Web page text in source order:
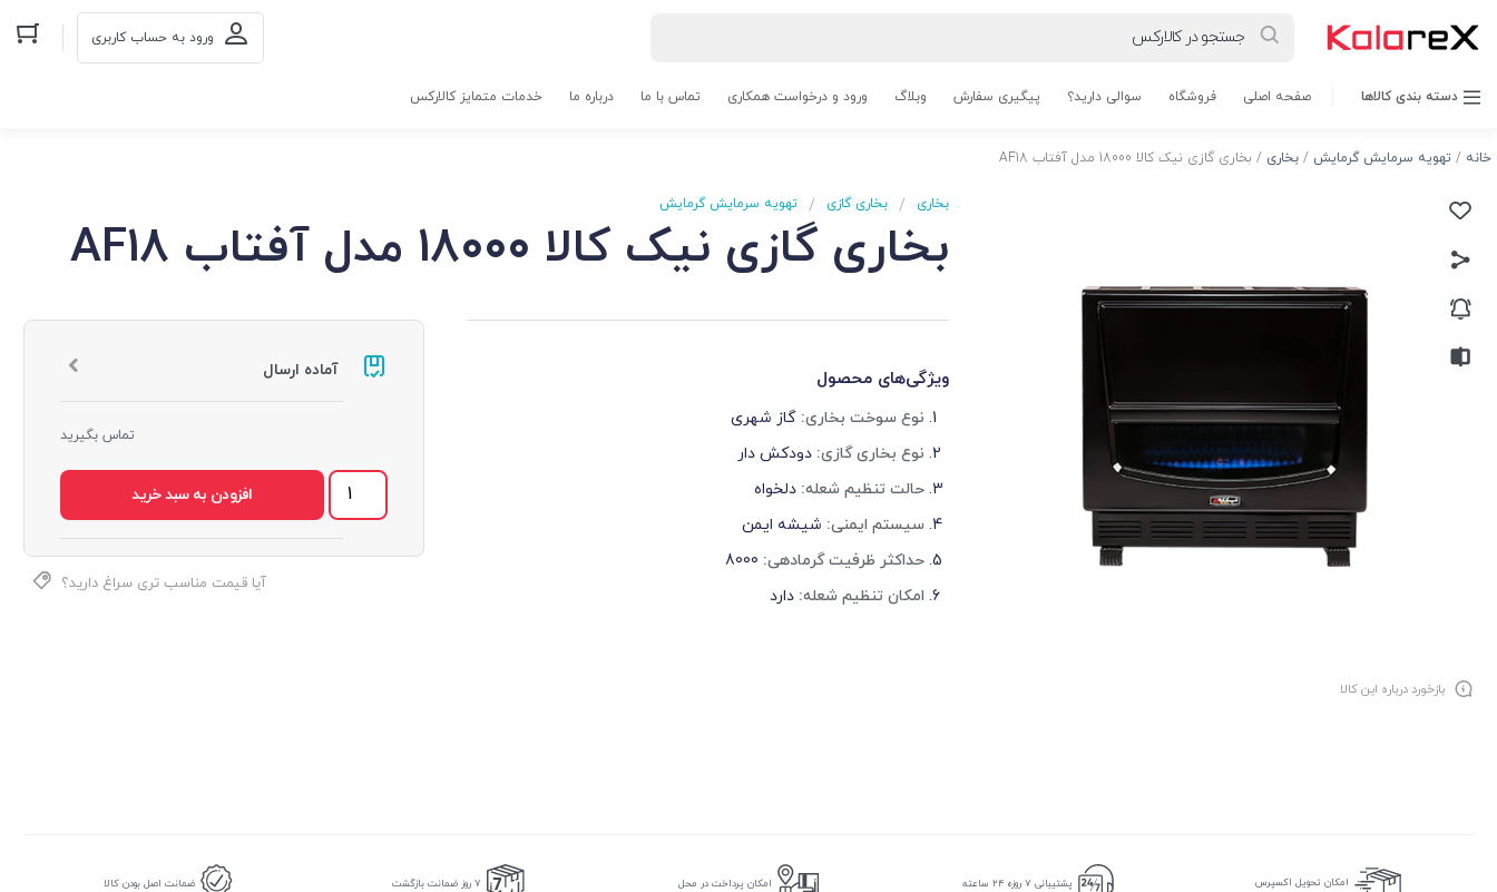
ورود به حساب کاربری
دسته بندی کالاها صفحه اصلی فروشگاه سوالی دارید؟ پیگیری سفارش وبلاگ ورود و درخواست همکاری تماس با ما درباره ما خدمات متمایز کالارکس
خانه / تهویه سرمایش گرمایش / بخاری / بخاری گازی نیک کالا 18000 مدل آفتاب AF18
بخاری / بخاری گازی / تهویه سرمایش گرمایش
بخاری گازی نیک کالا 18000 مدل آفتاب AF18
ویژگی‌های محصول
نوع سوخت بخاری: گاز شهری
نوع بخاری گازی: دودکش دار
حالت تنظیم شعله: دلخواه
سیستم ایمنی: شیشه ایمن
حداکثر ظرفیت گرمادهی: 8000
امکان تنظیم شعله: دارد
آماده ارسال
تماس بگیرید
افزودن به سبد خرید
آیا قیمت مناسب تری سراغ دارید؟
بازخورد درباره این کالا
امکان تحویل اکسپرس پشتیبانی ۷ روزه ۲۴ ساعته امکان پرداخت در محل 7 روز ضمانت بازگشت ضمانت اصل بودن کالا